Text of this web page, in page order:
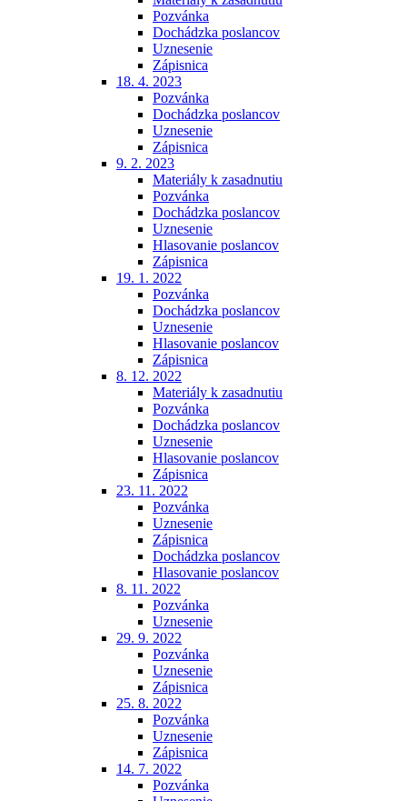
Pozvánka
Dochádzka poslancov
Uznesenie
Zápisnica
18. 4. 2023
Pozvánka
Dochádzka poslancov
Uznesenie
Zápisnica
9. 2. 2023
Materiály k zasadnutiu
Pozvánka
Dochádzka poslancov
Uznesenie
Hlasovanie poslancov
Zápisnica
19. 1. 2022
Pozvánka
Dochádzka poslancov
Uznesenie
Hlasovanie poslancov
Zápisnica
8. 12. 2022
Materiály k zasadnutiu
Pozvánka
Dochádzka poslancov
Uznesenie
Hlasovanie poslancov
Zápisnica
23. 11. 2022
Pozvánka
Uznesenie
Zápisnica
Dochádzka poslancov
Hlasovanie poslancov
8. 11. 2022
Pozvánka
Uznesenie
29. 9. 2022
Pozvánka
Uznesenie
Zápisnica
25. 8. 2022
Pozvánka
Uznesenie
Zápisnica
14. 7. 2022
Pozvánka